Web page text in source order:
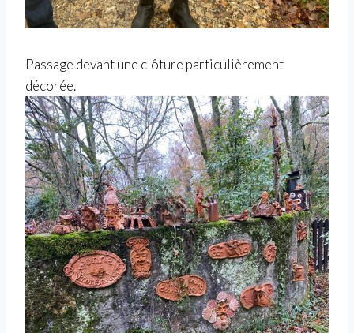
Passage devant une clôture particulièrement
décorée.